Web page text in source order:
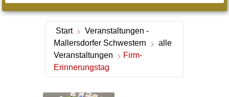
Start
Veranstaltungen -
Mallersdorfer Schwestern
alle
Veranstaltungen
Firm-
Erinnerungstag